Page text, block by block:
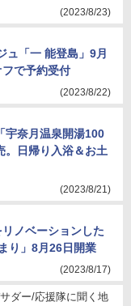
(2023/8/23)
ュ「一 能登島」9月
で予約受付
(2023/8/22)
宇奈月温泉開湯100
。日帰り入浴＆お土
(2023/8/21)
ノベーションした
り」8月26日開業
(2023/8/17)
ダー/応援隊に聞く地